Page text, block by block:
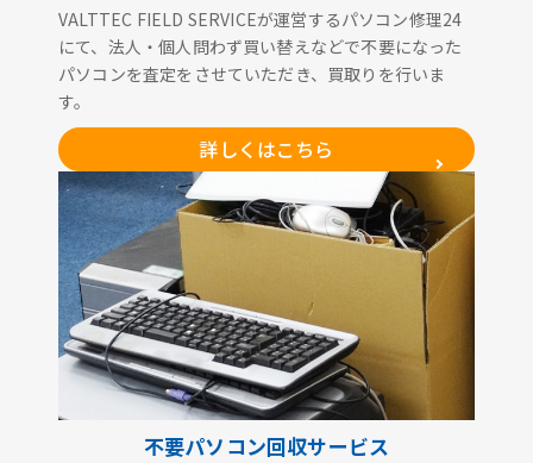
VALTTEC FIELD SERVICEが運営するパソコン修理24
にて、法人・個人問わず買い替えなどで不要になった
パソコンを査定をさせていただき、買取りを行いま
す。
詳しくはこちら
不要パソコン回収サービス